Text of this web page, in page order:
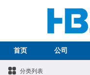
首页 公司
分类列表